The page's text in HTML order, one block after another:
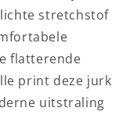
stretchstof
flatterende
print deze jurk
uitstraling